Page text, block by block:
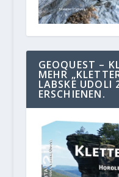
GEOQUEST –
MEHR
LABSKE UDOLI
ERSCHIENEN.